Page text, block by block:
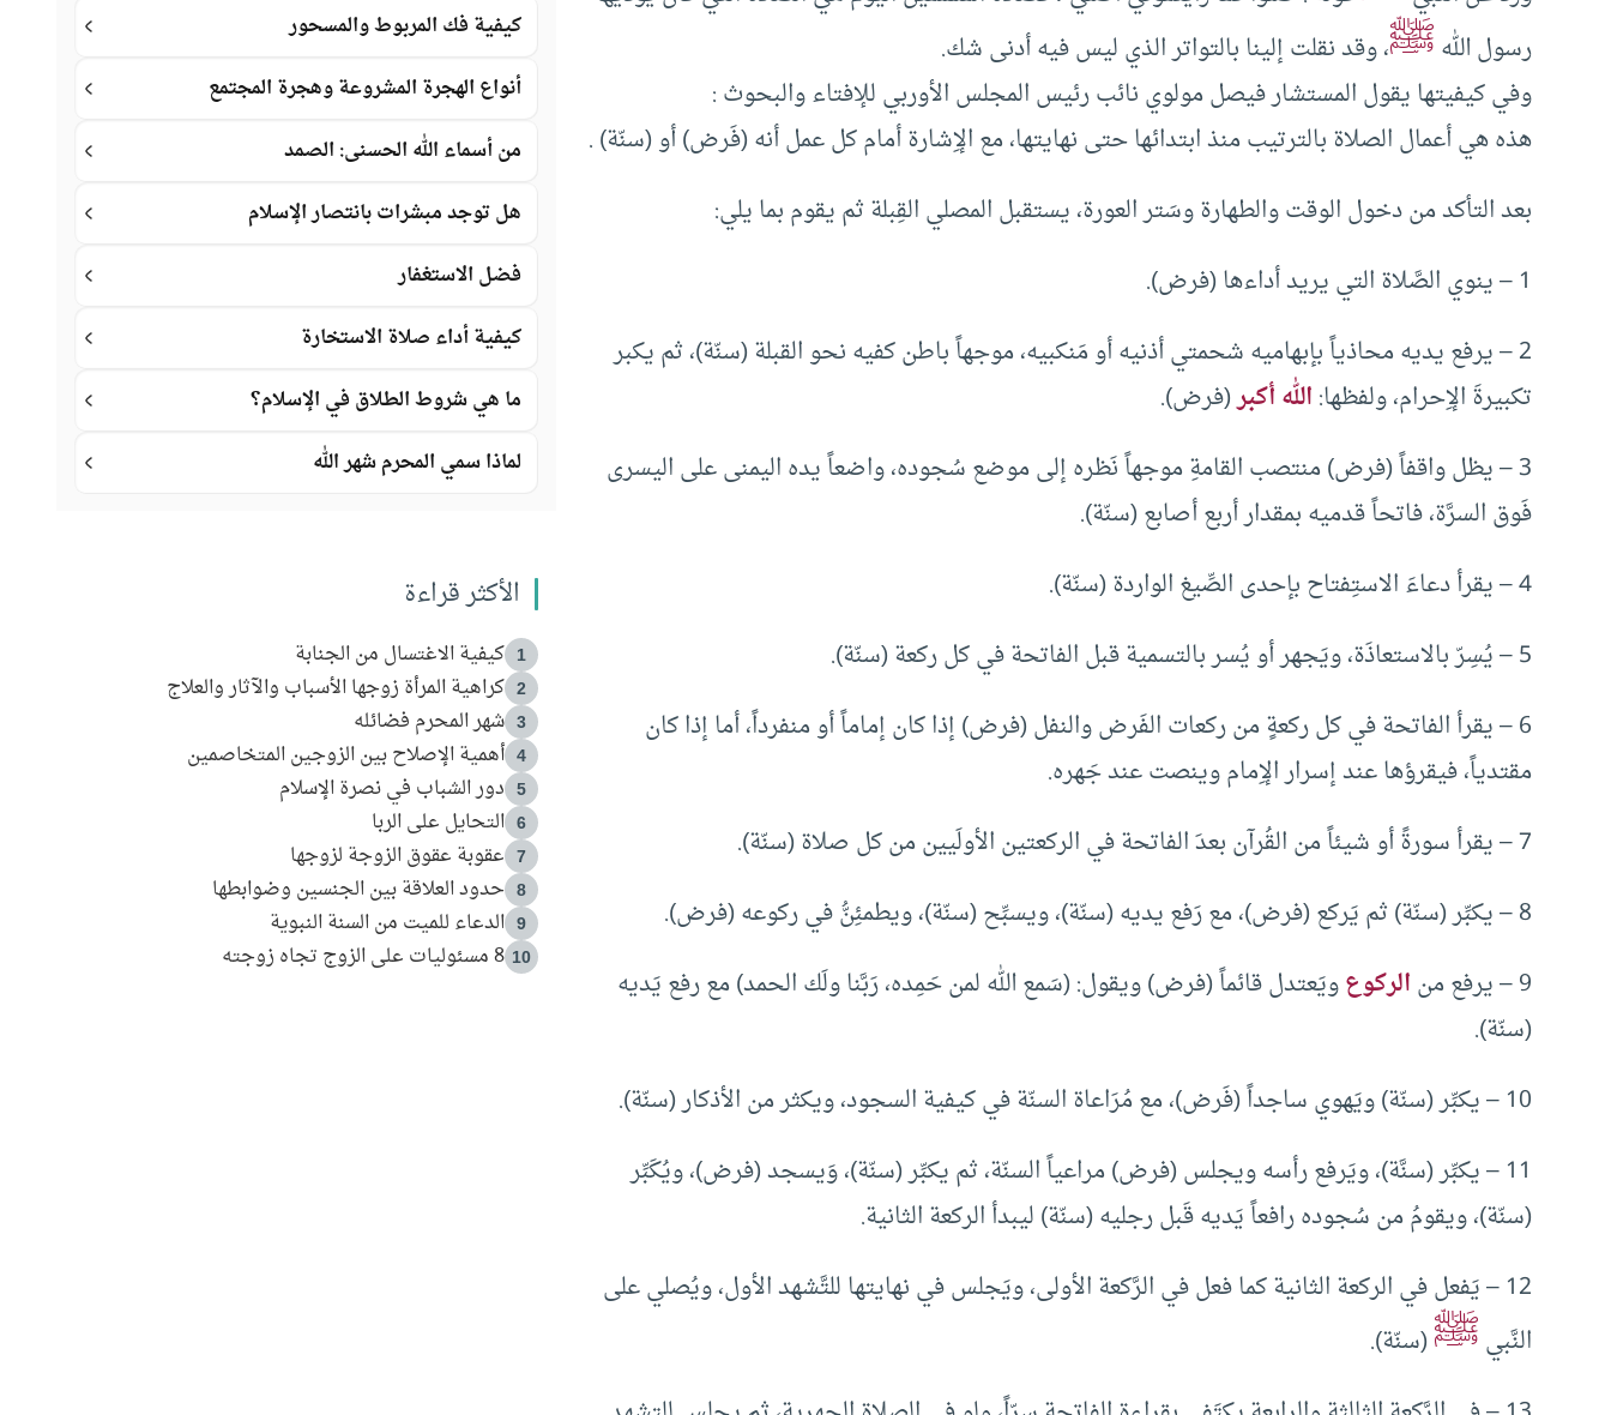
رسول اللهﷺ، وقد نقلت إلينا بالتواتر الذي ليس فيه أدنى شك.
وفي كيفيتها يقول المستشار فيصل مولوي نائب رئيس المجلس الأوربي للإفتاء والبحوث :
هذه هي أعمال الصلاة بالترتيب منذ ابتدائها حتى نهايتها، مع الإِشارة أمام كل عمل أنه (فَرض) أو (سنّة) .
بعد التأكد من دخول الوقت والطهارة وسَتر العورة، يستقبل المصلي القِبلة ثم يقوم بما يلي:
1 – ينوي الصَّلاة التي يريد أداءها (فرض).
2 – يرفع يديه محاذياً بإبهاميه شحمتي أذنيه أو مَنكبيه، موجهاً باطن كفيه نحو القبلة (سنّة)، ثم يكبر
تكبيرةَ الإِحرام، ولفظها:الله أكبر(فرض).
3 – يظل واقفاً (فرض) منتصب القامةِ موجهاً نَظره إلى موضع سُجوده، واضعاً يده اليمنى على اليسرى
فَوق السرَّة، فاتحاً قدميه بمقدار أربع أصابع (سنّة).
4 – يقرأ دعاءَ الاستِفتاح بإحدى الصِّيغ الواردة (سنّة).
5 – يُسِرّ بالاستعاذَة، ويَجهر أو يُسر بالتسمية قبل الفاتحة في كل ركعة (سنّة).
6 – يقرأ الفاتحة في كل ركعةٍ من ركعات الفَرض والنفل (فرض) إذا كان إماماً أو منفرداً، أما إذا كان
مقتدياً، فيقرؤها عند إسرار الإِمام وينصت عند جَهره.
7 – يقرأ سورةً أو شيئاً من القُرآن بعدَ الفاتحة في الركعتين الأولَيين من كل صلاة (سنّة).
8 – يكبِّر (سنّة) ثم يَركع (فرض)، مع رَفع يديه (سنّة)، ويسبِّح (سنّة)، ويطمئِنُّ في ركوعه (فرض).
9 – يرفع من
الركوعويَعتدل قائماً (فرض) ويقول: (سَمع الله لمن حَمِده، رَبَّنا ولَك الحمد) مع رفع يَديه
(سنّة).
10 – يكبِّر (سنّة) ويَهوي ساجداً (فَرض)، مع مُرَاعاة السنّة في كيفية السجود، ويكثر من الأذكار (سنّة).
11 – يكبِّر (سنَّة)، ويَرفع رأسه ويجلس (فرض) مراعياً السنّة، ثم يكبِّر (سنّة)، وَيسجد (فرض)، ويُكَبِّر
(سنّة)، ويقومُ من سُجوده رافعاً يَديه قَبل رجليه (سنّة) ليبدأ الركعة الثانية.
12 – يَفعل في الركعة الثانية كما فعل في الرَّكعة الأولى، ويَجلس في نهايتها للتَّشهد الأول، ويُصلي على
النَّبيﷺ(سنّة).
كيفية فك المربوط والمسحور
أنواع الهجرة المشروعة وهجرة المجتمع
من أسماء الله الحسنى: الصمد
هل توجد مبشرات بانتصار الإسلام
فضل الاستغفار
كيفية أداء صلاة الاستخارة
ما هي شروط الطلاق في الإسلام؟
لماذا سمي المحرم شهر الله
الأكثر قراءة
1 كيفية الاغتسال من الجنابة
2 كراهية المرأة زوجها الأسباب والآثار والعلاج
3 شهر المحرم فضائله
4 أهمية الإصلاح بين الزوجين المتخاصمين
5 دور الشباب في نصرة الإسلام
6 التحايل على الربا
7 عقوبة عقوق الزوجة لزوجها
8 حدود العلاقة بين الجنسين وضوابطها
9 الدعاء للميت من السنة النبوية
10 8 مسئوليات على الزوج تجاه زوجته